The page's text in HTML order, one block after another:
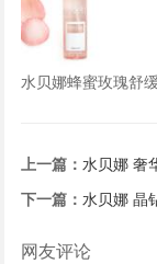
水贝娜蜂蜜玫瑰舒
上一篇：水贝娜 奢
下一篇：水贝娜 晶
网友评论